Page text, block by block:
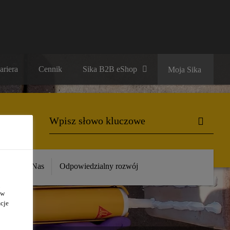
Cennik Sika B2B eShop Moja Sika
O Nas Odpowiedzialny rozwój